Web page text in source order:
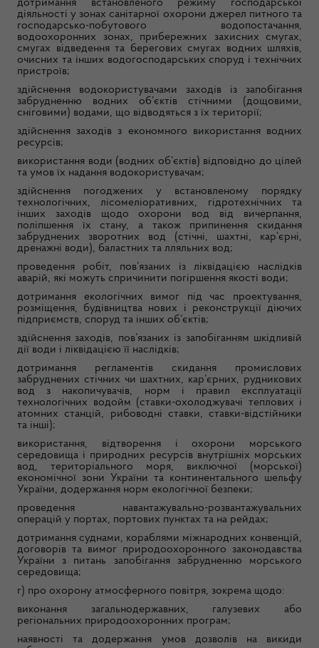
дотримання встановленого режиму господарської
діяльності у зонах санітарної охорони джерел питного та
господарсько-побутового водопостачання,
водоохоронних зонах, прибережних захисних смугах,
смугах відведення та берегових смугах водних шляхів,
очисних та інших водогосподарських споруд і технічних
пристроїв;
здійснення водокористувачами заходів із запобігання
забрудненню водних об’єктів стічними (дощовими,
сніговими) водами, що відводяться з їх території;
здійснення заходів з економного використання водних
ресурсів;
використання води (водних об’єктів) відповідно до цілей
та умов їх надання водокористувачам;
здійснення погоджених у встановленому порядку
технологічних, лісомеліоративних, гідротехнічних та
інших заходів щодо охорони вод від вичерпання,
поліпшення їх стану, а також припинення скидання
забруднених зворотних вод (стічні, шахтні, кар’єрні,
дренажні води), баластних та лляльних вод;
проведення робіт, пов’язаних із ліквідацією наслідків
аварій, які можуть спричинити погіршення якості води;
дотримання екологічних вимог під час проектування,
розміщення, будівництва нових і реконструкції діючих
підприємств, споруд та інших об’єктів;
здійснення заходів, пов’язаних із запобіганням шкідливій
дії води і ліквідацією її наслідків;
дотримання регламентів скидання промислових
забруднених стічних чи шахтних, кар’єрних, рудникових
вод з накопичувачів, норм і правил експлуатації
технологічних водойм (ставки-охолоджувачі теплових і
атомних станцій, рибоводні ставки, ставки-відстійники
та інші);
використання, відтворення і охорони морського
середовища і природних ресурсів внутрішніх морських
вод, територіального моря, виключної (морської)
економічної зони України та континентального шельфу
України, додержання норм екологічної безпеки;
проведення навантажувально-розвантажувальних
операцій у портах, портових пунктах та на рейдах;
дотримання суднами, кораблями міжнародних конвенцій,
договорів та вимог природоохоронного законодавства
України з питань запобігання забрудненню морського
середовища;
г) про охорону атмосферного повітря, зокрема щодо:
виконання загальнодержавних, галузевих або
регіональних природоохоронних програм;
наявності та додержання умов дозволів на викиди